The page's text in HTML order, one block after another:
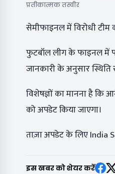
प्रतीकात्मक तस्वीर
सेमीफाइनल में विरोधी
फुटबॉल लीग के फाइनल में
जानकारी के अनुसार
विशेषज्ञों का मानना है
को अपडेट किया जाएगा।
ताज़ा अपडेट के लिए India
इस खबर को शेयर करें